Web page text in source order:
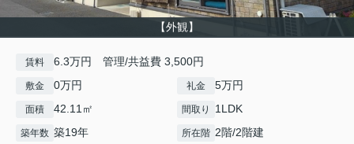
【外観】
賃料 6.3万円 管理/共益費 3,500円
敷金 0万円 礼金 5万円
面積 42.11㎡ 間取り 1LDK
築年数 築19年 所在階 2階/2階建